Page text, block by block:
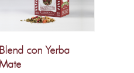
Blend con Yerba
Mate